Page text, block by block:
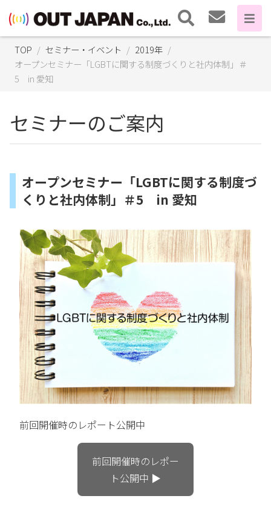
TOP セミナー・イベント
2019年
オープンセミナー「LGBTに関する制度づくりと社内体制」＃
5 in 愛知
セミナーのご案内
オープンセミナー「LGBTに関する制度づ
くりと社内体制」＃5 in 愛知
前回開催時のレポート公開中
前回開催時のレポー
ト公開中 ▶